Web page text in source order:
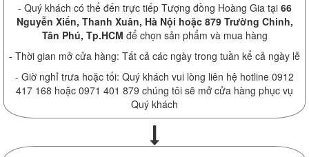
- Quý khách có thể đến trực tiếp Tượng đồng Hoàng Gia tại 66
Nguyễn Xiển, Thanh Xuân, Hà Nội hoặc 879 Trường Chinh,
Tân Phú, Tp.HCM để chọn sản phẩm và mua hàng
- Thời gian mở cửa hàng: Tất cả các ngày trong tuần kể cả ngày lễ
- Giờ nghỉ trưa hoặc tối: Quý khách vui lòng liên hệ hotline 0912
417 168 hoặc 0971 401 879 chúng tôi sẽ mở cửa hàng phục vụ
Quý khách